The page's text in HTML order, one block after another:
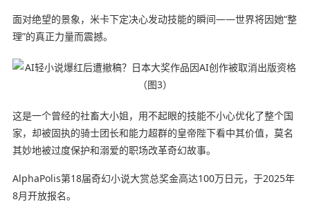
面对绝望的景象，米卡下定决心发动技能的瞬间——世界将因她“整
理”的真正力量而震撼。
这是一个曾经的社畜大小姐，用不起眼的技能不小心优化了整个国
家，却被固执的骑士团长和能力超群的皇帝陛下看中其价值，莫名
其妙地被过度保护和溺爱的职场改革奇幻故事。
AlphaPolis第18届奇幻小说大赏总奖金高达100万日元，于2025年
8月开放报名。